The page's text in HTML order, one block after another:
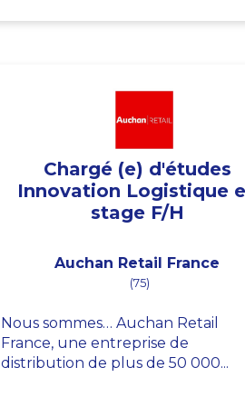
Chargé (e) d'études
Innovation Logistique
stage F/H
Auchan Retail France
(75)
Nous sommes… Auchan Retail
France, une entreprise de
distribution de plus de 50 000...